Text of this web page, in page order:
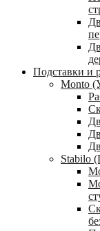
Подставки и
Monto
Stabilo